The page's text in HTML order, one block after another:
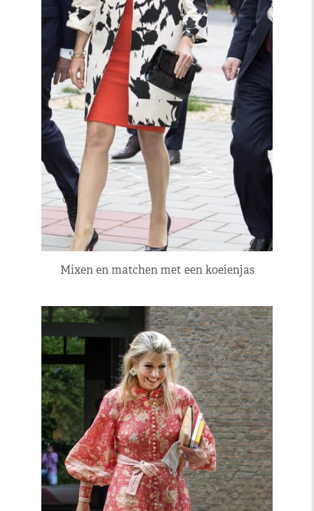
Mixen en matchen met een koeienjas